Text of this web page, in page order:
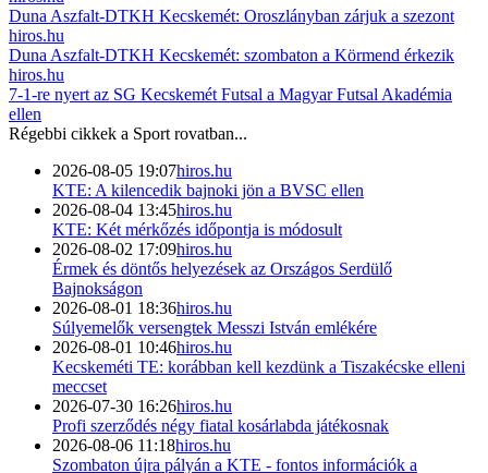
Duna Aszfalt-DTKH Kecskemét: Oroszlányban zárjuk a szezont
hiros.hu
Duna Aszfalt-DTKH Kecskemét: szombaton a Körmend érkezik
hiros.hu
7-1-re nyert az SG Kecskemét Futsal a Magyar Futsal Akadémia
ellen
Régebbi cikkek a Sport rovatban...
2026-08-05 19:07hiros.hu
KTE: A kilencedik bajnoki jön a BVSC ellen
2026-08-04 13:45hiros.hu
KTE: Két mérkőzés időpontja is módosult
2026-08-02 17:09hiros.hu
Érmek és döntős helyezések az Országos Serdülő
Bajnokságon
2026-08-01 18:36hiros.hu
Súlyemelők versengtek Messzi István emlékére
2026-08-01 10:46hiros.hu
Kecskeméti TE: korábban kell kezdünk a Tiszakécske elleni
meccset
2026-07-30 16:26hiros.hu
Profi szerződés négy fiatal kosárlabda játékosnak
2026-08-06 11:18hiros.hu
Szombaton újra pályán a KTE - fontos információk a